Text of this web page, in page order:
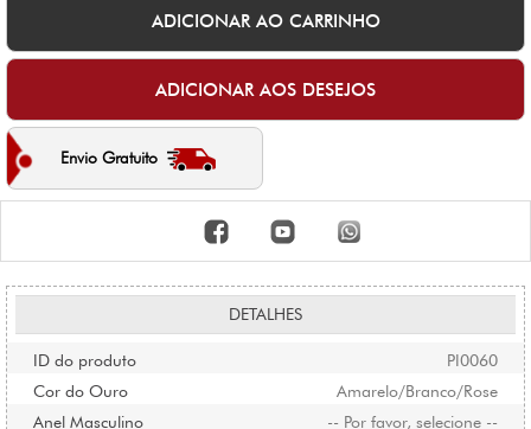
Envio Gratuito
DETALHES
ID do produto PI0060
Cor do Ouro Amarelo/Branco/Rose
Anel Masculino -- Por favor, selecione --